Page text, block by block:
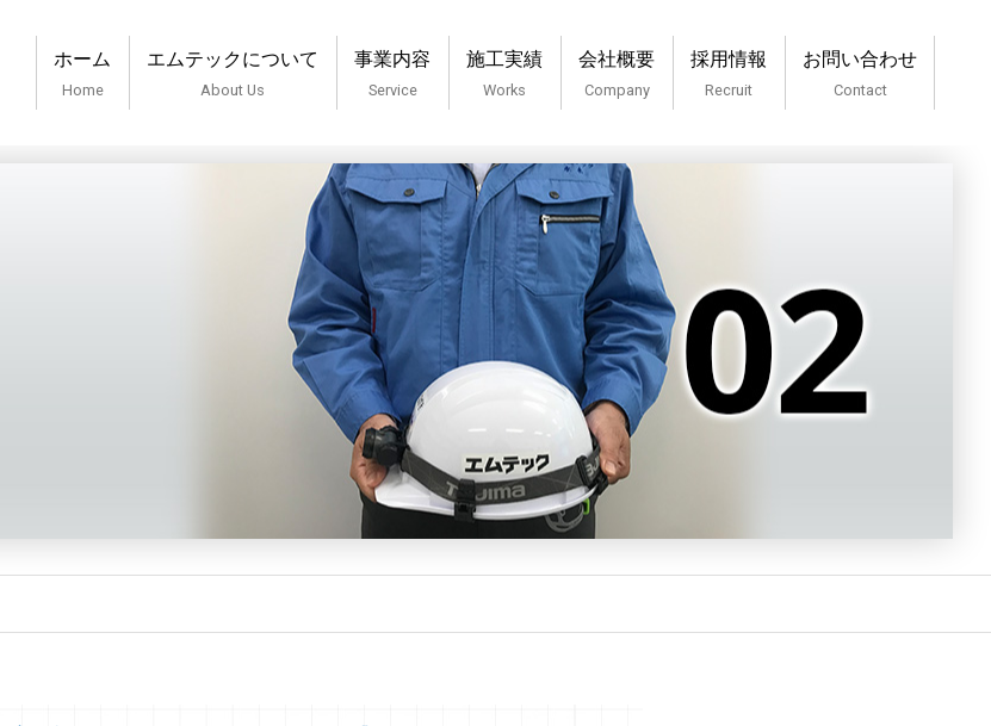
ホーム
Home
エムテックについて
About Us
事業内容
Service
施工実績
Works
会社概要
Company
採用情報
Recruit
お問い合わせ
Contact